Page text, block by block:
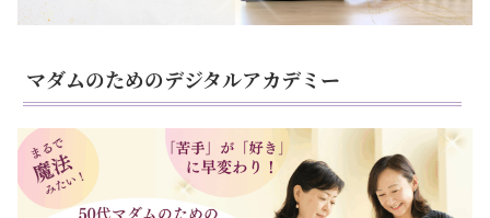
マダムのためのデジタルアカデミー